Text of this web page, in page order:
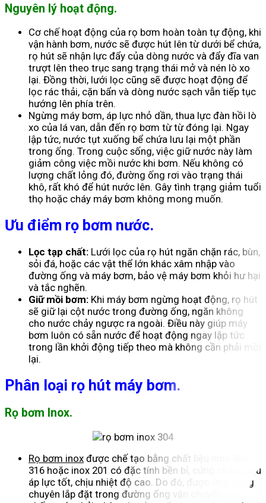
Nguyên lý hoạt động.
Cơ chế hoạt động của rọ bơm hoàn toàn tự động, khi
vận hành bơm, nước sẽ được hút lên từ dưới bể chứa,
rọ hút sẽ nhận lực đẩy của dòng nước và đẩy đĩa van
trượt lên theo trục sang trạng thái mở và nén lò xo
lại. Đồng thời, lưới lọc cũng sẽ được hoạt động để
lọc rác thải, cặn bẩn và dòng nước sạch vẫn tiếp tục
hướng lên phía trên.
Ngừng máy bơm, áp lực nhỏ dần, thua lực đàn hồi lò
xo của lá van, dẫn đến rọ bơm từ từ đóng lại. Ngay
lập tức, nước tụt xuống bể chứa lưu lại một phần
trong ống. Trong cuộc sống, việc giữ nước này làm
giảm công việc mồi nước khi bơm. Nếu không có
lượng chất lỏng đó, đường ống rơi vào trạng thái
khô, rất khó để hút nước lên. Gây tình trạng giảm tuổi
thọ hoặc cháy máy bơm không mong muốn.
Ưu điểm rọ bơm nước.
Lọc tạp chất: Lưới lọc của rọ hút ngăn chặn rác, bùn,
sỏi đá, hoặc các vật thể lớn khác xâm nhập vào
đường ống và máy bơm, bảo vệ máy bơm khỏi hư hại
và tắc nghẽn.
Giữ mồi bơm: Khi máy bơm ngừng hoạt động, rọ hút
sẽ giữ lại cột nước trong đường ống, ngăn không
cho nước chảy ngược ra ngoài. Điều này giúp máy
bơm luôn có sẵn nước để hoạt động ngay lập tức
trong lần khởi động tiếp theo mà không cần phải mồi
lại.
Phân loại rọ hút máy bơm.
Rọ bơm Inox.
Rọ bơm inox được chế tạo bằng chất liệu inox 304,
316 hoặc inox 201 có đặc tính bền bỉ, cứng chắc, chịu
áp lực tốt, chịu nhiệt độ cao. Do đó, được ứng dụng
chuyên lắp đặt trong đường ống vận chuyển hóa